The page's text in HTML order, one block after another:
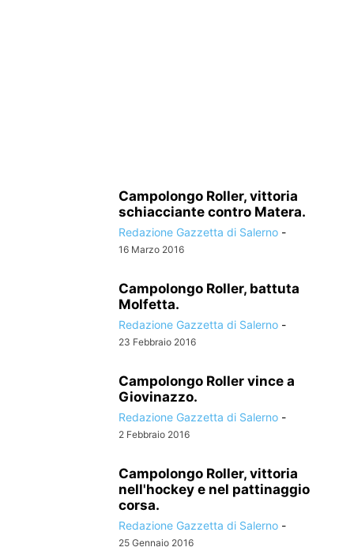
Campolongo Roller, vittoria
schiacciante contro Matera.
Redazione Gazzetta di Salerno -
16 Marzo 2016
Campolongo Roller, battuta
Molfetta.
Redazione Gazzetta di Salerno -
23 Febbraio 2016
Campolongo Roller vince a
Giovinazzo.
Redazione Gazzetta di Salerno -
2 Febbraio 2016
Campolongo Roller, vittoria
nell'hockey e nel pattinaggio
corsa.
Redazione Gazzetta di Salerno -
25 Gennaio 2016